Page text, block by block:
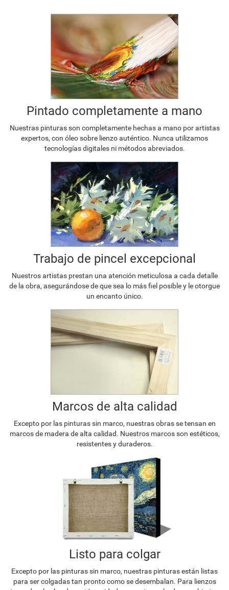
Pintado completamente a mano
Nuestras pinturas son completamente hechas a mano por artistas
expertos, con óleo sobre lienzo auténtico. Nunca utilizamos
tecnologías digitales ni métodos abreviados.
Trabajo de pincel excepcional
Nuestros artistas prestan una atención meticulosa a cada detalle
de la obra, asegurándose de que sea lo más fiel posible y le otorgue
un encanto único.
Marcos de alta calidad
Excepto por las pinturas sin marco, nuestras obras se tensan en
marcos de madera de alta calidad. Nuestros marcos son estéticos,
resistentes y duraderos.
Listo para colgar
Excepto por las pinturas sin marco, nuestras pinturas están listas
para ser colgadas tan pronto como se desembalan. Para lienzos